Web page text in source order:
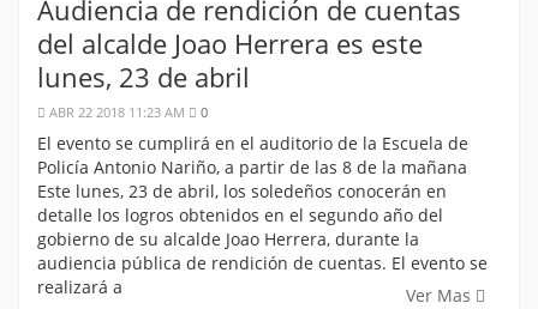
Audiencia de rendición de cuentas
del alcalde Joao Herrera es este
lunes, 23 de abril
ABR 22 2018 11:23 AM 0
El evento se cumplirá en el auditorio de la Escuela de
Policía Antonio Nariño, a partir de las 8 de la mañana
Este lunes, 23 de abril, los soledeños conocerán en
detalle los logros obtenidos en el segundo año del
gobierno de su alcalde Joao Herrera, durante la
audiencia pública de rendición de cuentas. El evento se
realizará a
Ver Mas